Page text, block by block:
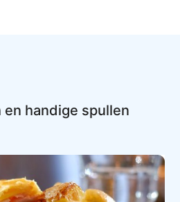
handige spullen